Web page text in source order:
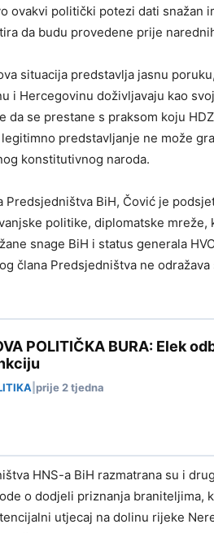
ovakvi politički potezi dati snažan
da budu provedene prije
situacija predstavlja jasnu
i Hercegovinu doživljavaju kao
da se prestane s praksom koju
predstavljanje ne može
konstitutivnog naroda.
Predsjedništva BiH, Čović je
politike, diplomatske
snage BiH i status generala
člana Predsjedništva ne
POLITIČKA BURA: Elek
prije 2 tjedna
HNS-a BiH razmatrana su i
o dodjeli priznanja braniteljima,
utjecaj na dolinu rijeke